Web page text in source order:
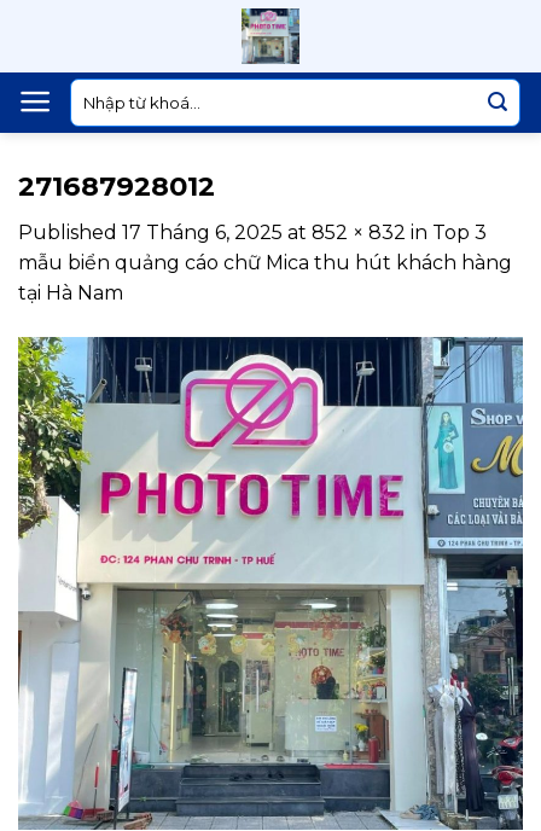
content
Tìm
kiếm:
271687928012
Published 17 Tháng 6, 2025 at 852 × 832 in Top 3
mẫu biển quảng cáo chữ Mica thu hút khách hàng
tại Hà Nam